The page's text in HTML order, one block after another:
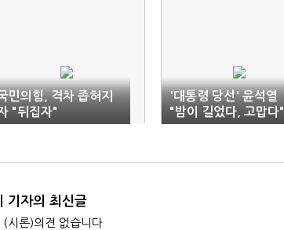
민의힘, 격차 좁혀지
"뒤집자"
'대통령 당선' 윤석열
"밤이 길었다, 고맙다"
(1보)
기자의 최신글
(시론)의견 없습니다